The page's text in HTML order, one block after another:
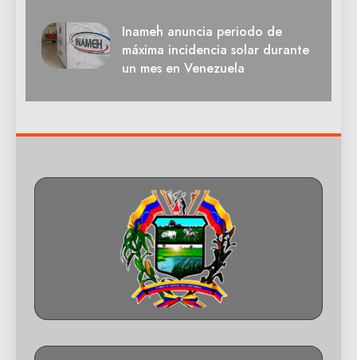
Inameh anuncia periodo de
máxima incidencia solar durante
un mes en Venezuela